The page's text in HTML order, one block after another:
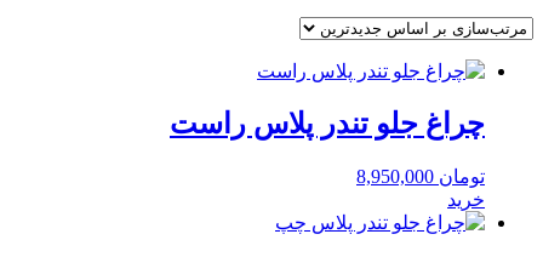
چراغ جلو تندر پلاس راست
تومان
خرید